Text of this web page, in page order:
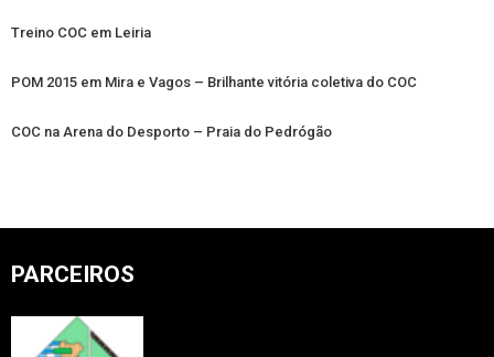
Treino COC em Leiria
POM 2015 em Mira e Vagos – Brilhante vitória coletiva do COC
COC na Arena do Desporto – Praia do Pedrógão
PARCEIROS